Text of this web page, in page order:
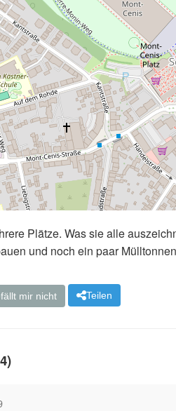
Plätze. Was sie alle
und noch ein paar
mir nicht Teilen